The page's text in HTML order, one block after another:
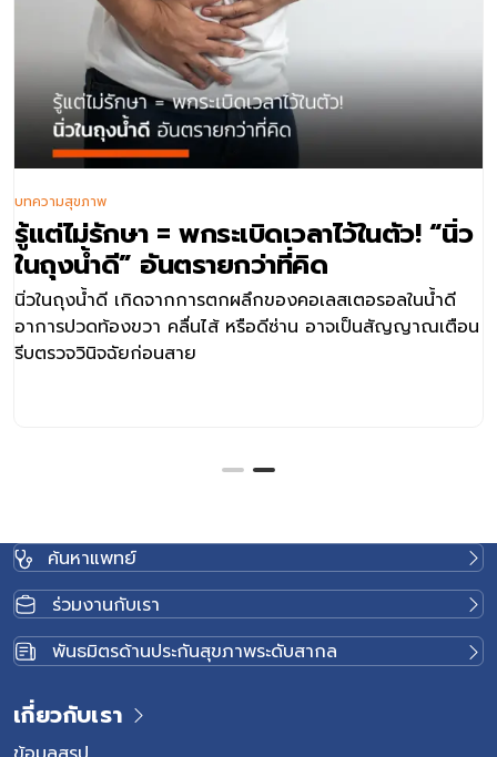
รู้แต่ไม่รักษา = พกระเบิดเวลาไว้ในตัว! “นิ่ว
ในถุงน้ำดี” อันตรายกว่าที่คิด
นิ่วในถุงน้ำดี เกิดจากการตกผลึกของคอเลสเตอรอลในน้ำดี
อาการปวดท้องขวา คลื่นไส้ หรือดีซ่าน อาจเป็นสัญญาณเตือน
รีบตรวจวินิจฉัยก่อนสาย
บทความสุขภาพ
ค้นหาแพทย์
ร่วมงานกับเรา
พันธมิตรด้านประกันสุขภาพระดับสากล
เกี่ยวกับเรา
ข้อมูลสรุป